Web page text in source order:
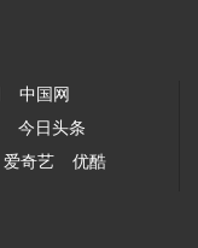
中国网
今日头条
爱奇艺 优酷